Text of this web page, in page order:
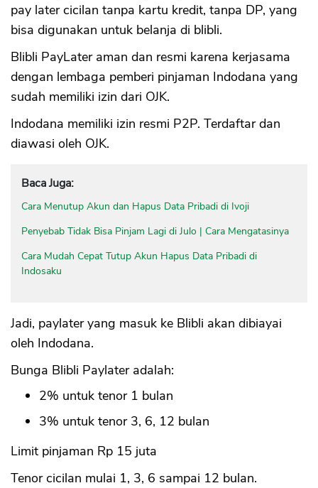
pay later cicilan tanpa kartu kredit, tanpa DP, yang
bisa digunakan untuk belanja di blibli.
Blibli PayLater aman dan resmi karena kerjasama
dengan lembaga pemberi pinjaman Indodana yang
sudah memiliki izin dari OJK.
Indodana memiliki izin resmi P2P. Terdaftar dan
diawasi oleh OJK.
Baca Juga:
Cara Menutup Akun dan Hapus Data Pribadi di Ivoji
Penyebab Tidak Bisa Pinjam Lagi di Julo | Cara Mengatasinya
Cara Mudah Cepat Tutup Akun Hapus Data Pribadi di
Indosaku
Jadi, paylater yang masuk ke Blibli akan dibiayai
oleh Indodana.
Bunga Blibli Paylater adalah:
2% untuk tenor 1 bulan
3% untuk tenor 3, 6, 12 bulan
Limit pinjaman Rp 15 juta
Tenor cicilan mulai 1, 3, 6 sampai 12 bulan.